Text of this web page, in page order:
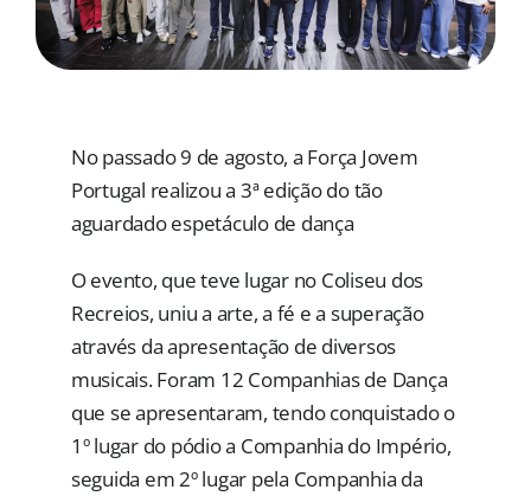
No passado 9 de agosto, a Força Jovem
Portugal realizou a 3ª edição do tão
aguardado espetáculo de dança
O evento, que teve lugar no Coliseu dos
Recreios, uniu a arte, a fé e a superação
através da apresentação de diversos
musicais. Foram 12 Companhias de Dança
que se apresentaram, tendo conquistado o
1º lugar do pódio a Companhia do Império,
seguida em 2º lugar pela Companhia da